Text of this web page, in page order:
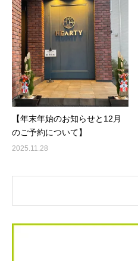
【年末年始のお知らせと12月
のご予約について】
2025.11.28